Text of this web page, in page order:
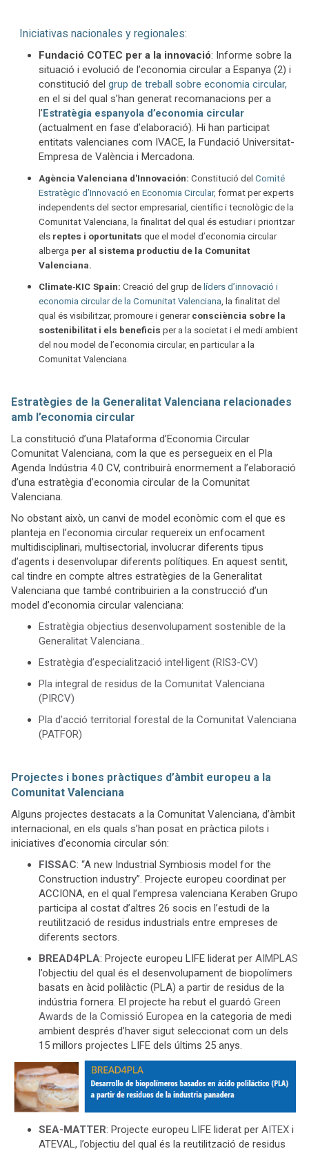
Iniciativas nacionales y regionales:
Fundació COTEC per a la innovació: Informe sobre la
situació i evolució de l’economia circular a Espanya (2) i
constitució del grup de treball sobre economia circular,
en el si del qual s’han generat recomanacions per a
l’Estratègia espanyola d’economia circular
(actualment en fase d’elaboració). Hi han participat
entitats valencianes com IVACE, la Fundació Universitat-
Empresa de València i Mercadona.
Agència Valenciana d'Innovación: Constitució del Comité
Estratègic d’Innovació en Economia Circular, format per experts
independents del sector empresarial, científic i tecnològic de la
Comunitat Valenciana, la finalitat del qual és estudiar i prioritzar
els reptes i oportunitats que el model d’economia circular
alberga per al sistema productiu de la Comunitat
Valenciana.
Climate-KIC Spain: Creació del grup de líders d’innovació i
economia circular de la Comunitat Valenciana, la finalitat del
qual és visibilitzar, promoure i generar consciència sobre la
sostenibilitat i els beneficis per a la societat i el medi ambient
del nou model de l’economia circular, en particular a la
Comunitat Valenciana.
Estratègies de la Generalitat Valenciana relacionades
amb l’economia circular
La constitució d’una Plataforma d’Economia Circular
Comunitat Valenciana, com la que es persegueix en el Pla
Agenda Indústria 4.0 CV, contribuirà enormement a l’elaboració
d’una estratègia d’economia circular de la Comunitat
Valenciana.
No obstant això, un canvi de model econòmic com el que es
planteja en l’economia circular requereix un enfocament
multidisciplinari, multisectorial, involucrar diferents tipus
d’agents i desenvolupar diferents polítiques. En aquest sentit,
cal tindre en compte altres estratègies de la Generalitat
Valenciana que també contribuirien a la construcció d’un
model d’economia circular valenciana:
Estratègia objectius desenvolupament sostenible de la
Generalitat Valenciana..
Estratègia d’especialització intel·ligent (RIS3-CV)
Pla integral de residus de la Comunitat Valenciana
(PIRCV)
Pla d’acció territorial forestal de la Comunitat Valenciana
(PATFOR)
Projectes i bones pràctiques d’àmbit europeu a la
Comunitat Valenciana
Alguns projectes destacats a la Comunitat Valenciana, d’àmbit
internacional, en els quals s’han posat en pràctica pilots i
iniciatives d’economia circular són:
FISSAC: “A new Industrial Symbiosis model for the
Construction industry”. Projecte europeu coordinat per
ACCIONA, en el qual l’empresa valenciana Keraben Grupo
participa al costat d’altres 26 socis en l’estudi de la
reutilització de residus industrials entre empreses de
diferents sectors.
BREAD4PLA: Projecte europeu LIFE liderat per AIMPLAS
l’objectiu del qual és el desenvolupament de biopolímers
basats en àcid polilàctic (PLA) a partir de residus de la
indústria fornera. El projecte ha rebut el guardó Green
Awards de la Comissió Europea en la categoria de medi
ambient després d’haver sigut seleccionat com un dels
15 millors projectes LIFE dels últims 25 anys.
SEA-MATTER: Projecte europeu LIFE liderat per AITEX i
ATEVAL, l’objectiu del qual és la reutilització de residus